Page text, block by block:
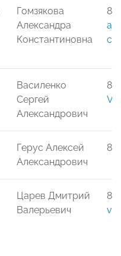
Гомзякова
Александра
Константиновна
8-
Василенко
Сергей
Александрович
8-
Герус Алексей
Александрович
8-
Царев Дмитрий
Валерьевич
8-